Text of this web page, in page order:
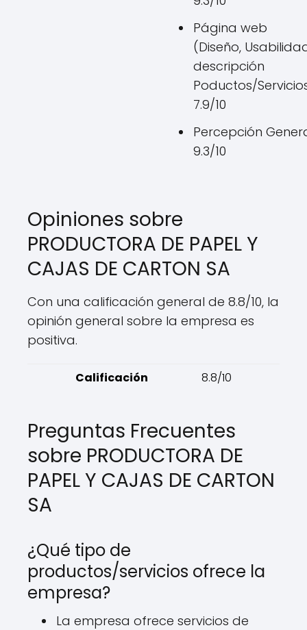
Página web
(Diseño,
descripción
Poductos/
7.9/10
Percepción
9.3/10
Opiniones sobre
PRODUCTORA DE PAPEL Y
CAJAS DE CARTON SA
Con una calificación general de 8.8/10, la
opinión general sobre la empresa es
positiva.
Calificación 8.8/10
Preguntas Frecuentes
sobre PRODUCTORA DE
PAPEL Y CAJAS DE CARTON
SA
¿Qué tipo de
productos/servicios ofrece la
empresa?
La empresa ofrece servicios de